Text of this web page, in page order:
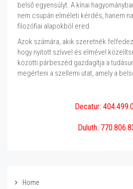
belső egyensúlyt. A kínai
nem csupán elméleti kérdés, hanem
filozófiai alapokból ered.
Azok számára, akik szeretnék
hogy nyitott szívvel és elmével
közötti párbeszéd gazdagítja a
megérteni a szellemi utat, amely a
Decatur:
Duluth:
Home